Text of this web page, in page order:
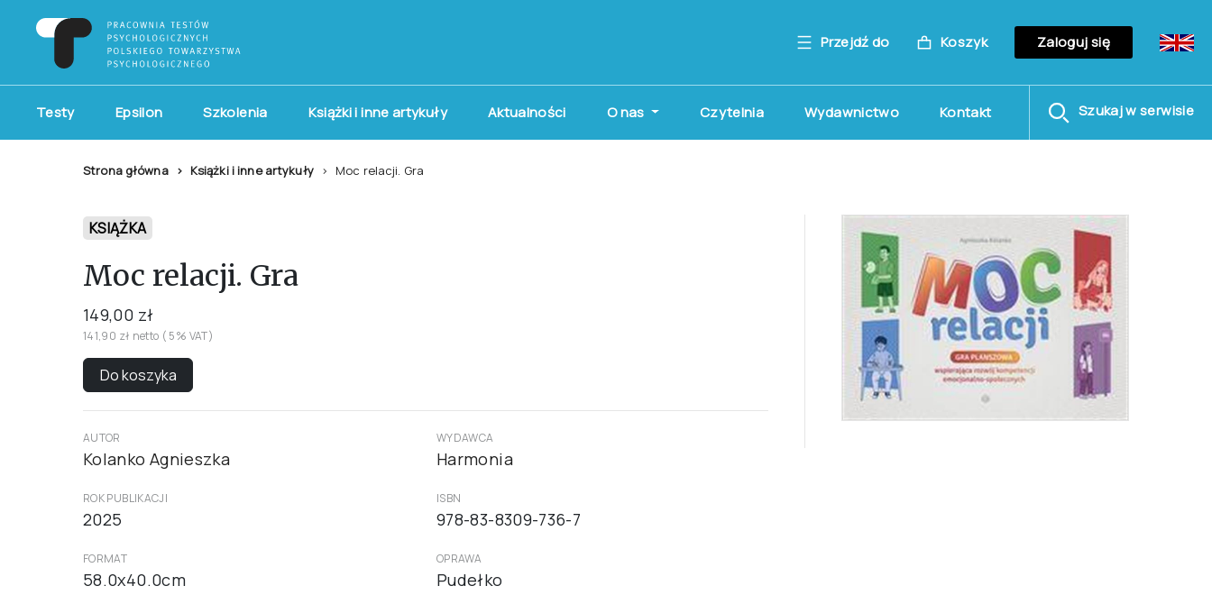
Przejdź do Koszyk Zaloguj się
Testy Epsilon Szkolenia Książki i inne artykuły Aktualności O nas Czytelnia Wydawnictwo Kontakt Szukaj w serwisie
Strona główna Książki i inne artykuły Moc relacji. Gra
KSIĄŻKA
Moc relacji. Gra
149,00 zł
141,90 zł netto ( 5% VAT)
Do koszyka
AUTOR
Kolanko Agnieszka
WYDAWCA
Harmonia
ROK PUBLIKACJI
2025
ISBN
978-83-8309-736-7
FORMAT
58.0x40.0cm
OPRAWA
Pudełko